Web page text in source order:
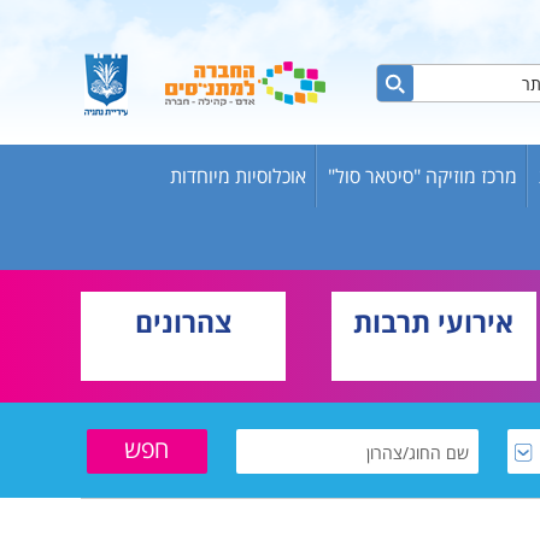
ברשת
מרכז מוזיקה "סיטאר סול" אוכלוסיות מיוחדות
אירועי תרבות צהרונים